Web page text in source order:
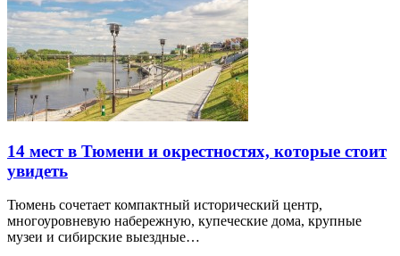
14 мест в Тюмени и окрестностях, которые стоит
увидеть
Тюмень сочетает компактный исторический центр,
многоуровневую набережную, купеческие дома, крупные
музеи и сибирские выездные…